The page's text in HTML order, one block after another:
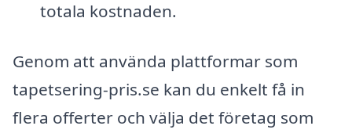
totala kostnaden.
Genom att använda plattformar som
tapetsering-pris.se kan du enkelt få in
flera offerter och välja det företag som